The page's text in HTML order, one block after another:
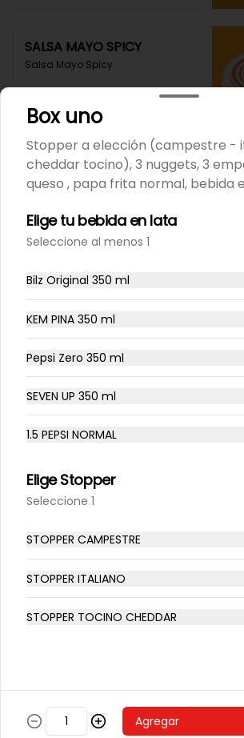
SALSA MAYO SPICY
Salsa Mayo Spicy.
Conócenos
Zona de despacho
Locales
Redes sociales
Facebook
Mi cuenta
Pedir
Box uno
Stopper a elección (campestre -
cheddar tocino), 3 nuggets, 3
queso , papa frita normal, bebida
Elige tu bebida en lata
Seleccione al menos 1
Bilz Original 350 ml
KEM PINA 350 ml
Pepsi Zero 350 ml
SEVEN UP 350 ml
1.5 PEPSI NORMAL
Elige Stopper
Seleccione 1
STOPPER CAMPESTRE
STOPPER ITALIANO
STOPPER TOCINO CHEDDAR
Agregar